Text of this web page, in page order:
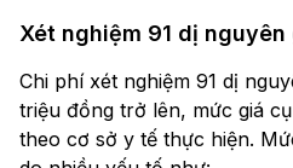
Xét nghiệm 91 dị
Chi phí xét nghiệm 91 dị
triệu đồng trở lên, mức giá
theo cơ sở y tế thực hiện.